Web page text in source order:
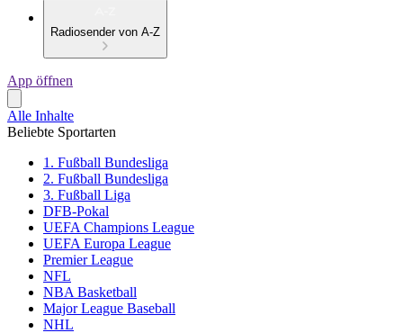
Radiosender von A-Z
App öffnen
Alle Inhalte
Beliebte Sportarten
1. Fußball Bundesliga
2. Fußball Bundesliga
3. Fußball Liga
DFB-Pokal
UEFA Champions League
UEFA Europa League
Premier League
NFL
NBA Basketball
Major League Baseball
NHL